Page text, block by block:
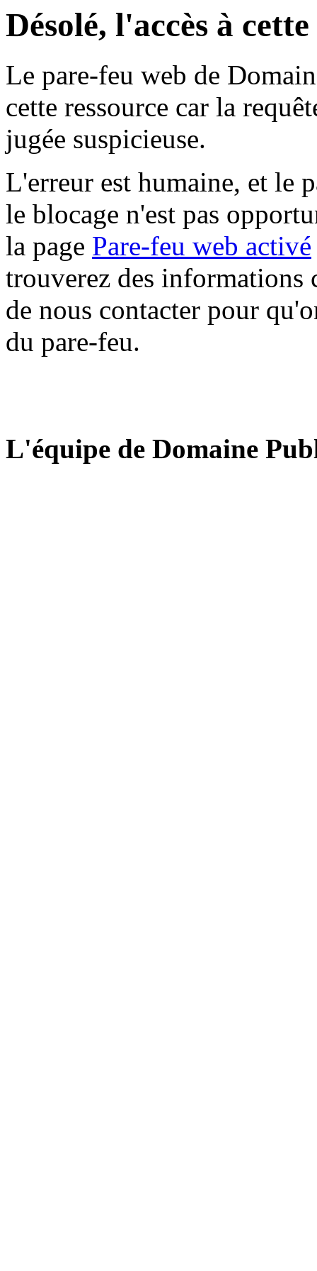
Désolé, l'accès à
Le pare-feu web de
cette ressource car la
jugée suspicieuse.
L'erreur est humaine, et le
le blocage n'est pas
la page Pare-feu web activé
trouverez des informations
de nous contacter pour
du pare-feu.
L'équipe de Domaine